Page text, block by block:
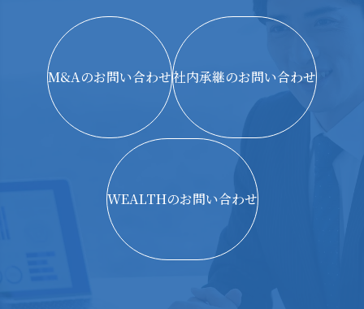
M&Aのお問い合わせ社内承継のお問い合わせ
WEALTHのお問い合わせ